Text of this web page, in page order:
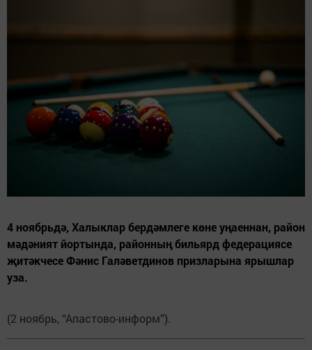
4 ноябрьдә, Халыклар бердәмлеге көне уңаеннан, район
мәдәният йортында, районның бильярд федерациясе
җитәкчесе Фәнис Галәветдинов призларына ярышлар
уза.
(2 ноябрь, “Апастово-информ”).